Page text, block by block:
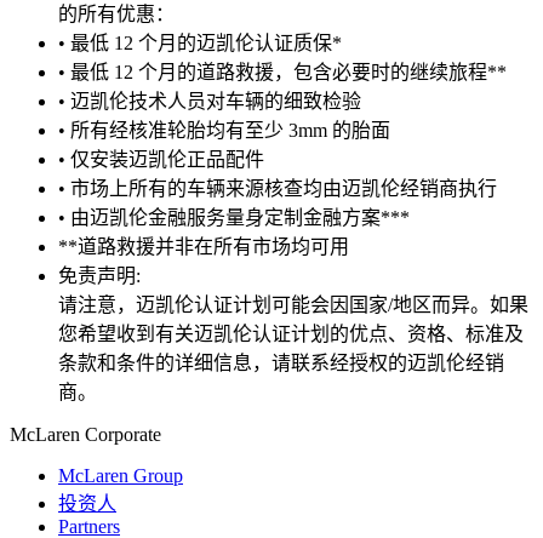
的所有优惠：
• 最低 12 个月的迈凯伦认证质保*
• 最低 12 个月的道路救援，包含必要时的继续旅程**
• 迈凯伦技术人员对车辆的细致检验
• 所有经核准轮胎均有至少 3mm 的胎面
• 仅安装迈凯伦正品配件
• 市场上所有的车辆来源核查均由迈凯伦经销商执行
• 由迈凯伦金融服务量身定制金融方案***
**道路救援并非在所有市场均可用
免责声明:
请注意，迈凯伦认证计划可能会因国家/地区而异。如果
您希望收到有关迈凯伦认证计划的优点、资格、标准及
条款和条件的详细信息，请联系经授权的迈凯伦经销
商。
McLaren Corporate
McLaren Group
投资人
Partners